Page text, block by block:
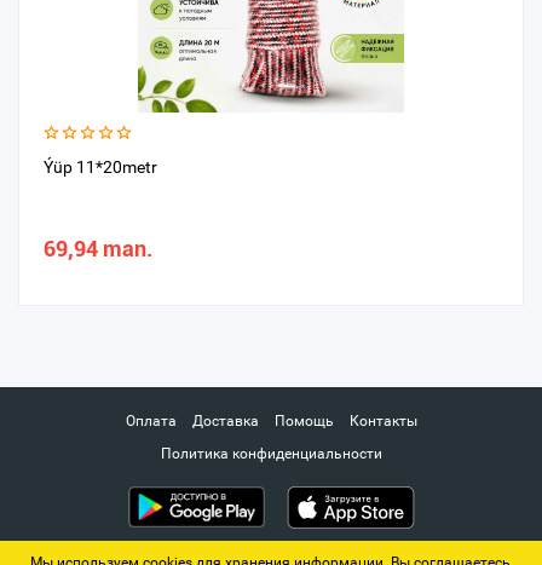
Ýüp 11*20metr
69,94 man.
Оплата Доставка Помощь
Контакты
Политика конфиденциальности